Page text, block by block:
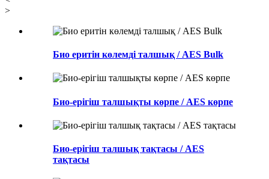
>
Био еритін көлемді талшық / AES Bulk
Био-ерігіш талшықты көрпе / AES көрпе
Био-ерігіш талшық тақтасы / AES
тақтасы